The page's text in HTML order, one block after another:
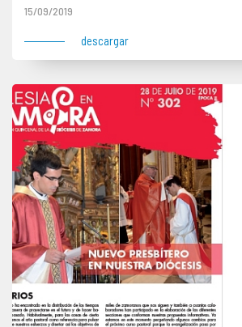
15/09/2019
descargar